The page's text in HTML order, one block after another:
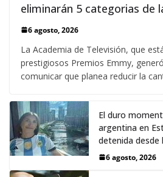
eliminarán 5 categorias de
6 agosto, 2026
La Academia de Televisión, que
prestigiosos Premios Emmy,
comunicar que planea reducir la
El duro
argentina en
detenida desde
6 agosto, 2026